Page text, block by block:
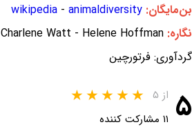
بن‌مایگان:
wikipedia - animaldiversity
نگاره: Charlene Watt - Helene Hoffman
گردآوری: فرتورچین
۵ از ۵
۱۱ مشارکت کننده